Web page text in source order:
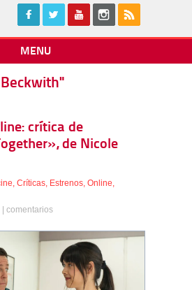
MENU
Beckwith"
crítica de
de Nicole
, Críticas, Estrenos, Online,
comentarios